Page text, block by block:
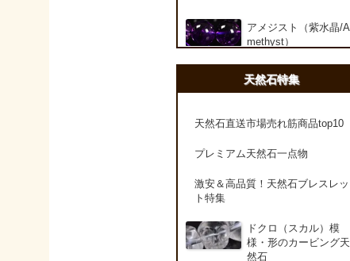
アメジスト（紫水晶/A
methyst）
アメシスティンクォー
ラベンダーアメジスト
天然石特集
天然石直送市場売れ筋商品top10
プレミアム天然石一点物
激安＆高品質！天然石ブレスレッ
ト特集
ドクロ（スカル）模
様・形のカービング天
然石